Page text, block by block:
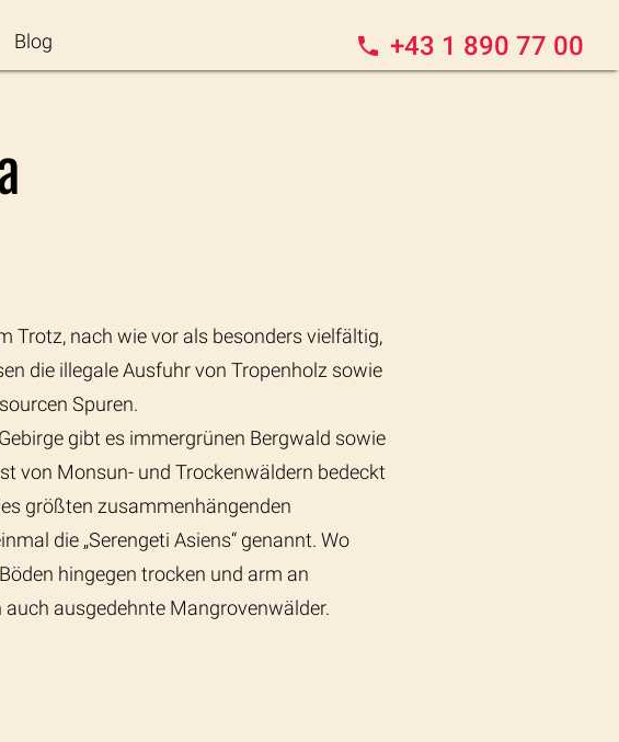
Blog +43 1 890 77 00
Trotz, nach wie vor als besonders vielfältig,
die illegale Ausfuhr von Tropenholz sowie
Spuren.
gibt es immergrünen Bergwald sowie
von Monsun- und Trockenwäldern bedeckt
größten zusammenhängenden
die „Serengeti Asiens“ genannt. Wo
hingegen trocken und arm an
ausgedehnte Mangrovenwälder.